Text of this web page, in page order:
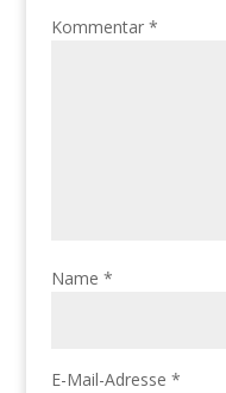
Kommentar *
Name *
E-Mail-Adresse *